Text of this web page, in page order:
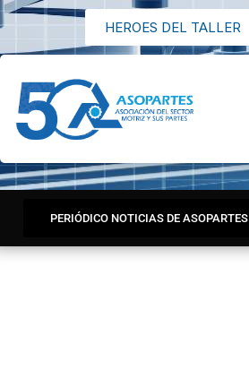
HEROES DEL TALLER
PERIÓDICO NOTICIAS DE ASOPARTES